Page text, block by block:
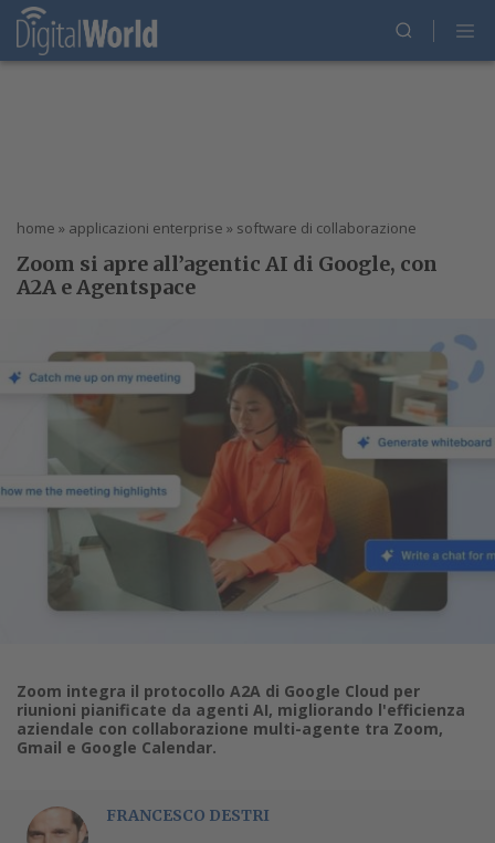
home » applicazioni enterprise » software di collaborazione
Zoom si apre all’agentic AI di Google, con
A2A e Agentspace
Zoom integra il protocollo A2A di Google Cloud per
riunioni pianificate da agenti AI, migliorando l'efficienza
aziendale con collaborazione multi-agente tra Zoom,
Gmail e Google Calendar.
FRANCESCO DESTRI